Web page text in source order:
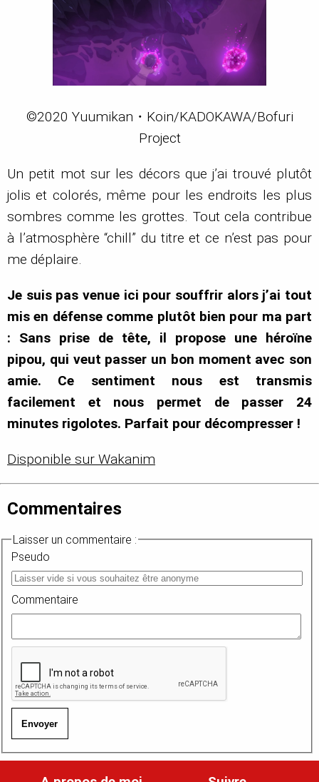
©2020 Yuumikan・Koin/KADOKAWA/Bofuri
Project
Un petit mot sur les décors que j’ai trouvé plutôt
jolis et colorés, même pour les endroits les plus
sombres comme les grottes. Tout cela contribue
à l’atmosphère “chill” du titre et ce n’est pas pour
me déplaire.
Je suis pas venue ici pour souffrir alors j’ai tout
mis en défense comme plutôt bien pour ma part
: Sans prise de tête, il propose une héroïne
pipou, qui veut passer un bon moment avec son
amie. Ce sentiment nous est transmis
facilement et nous permet de passer 24
minutes rigolotes. Parfait pour décompresser !
Disponible sur Wakanim
Commentaires
Laisser un commentaire :
Pseudo
Commentaire
Envoyer